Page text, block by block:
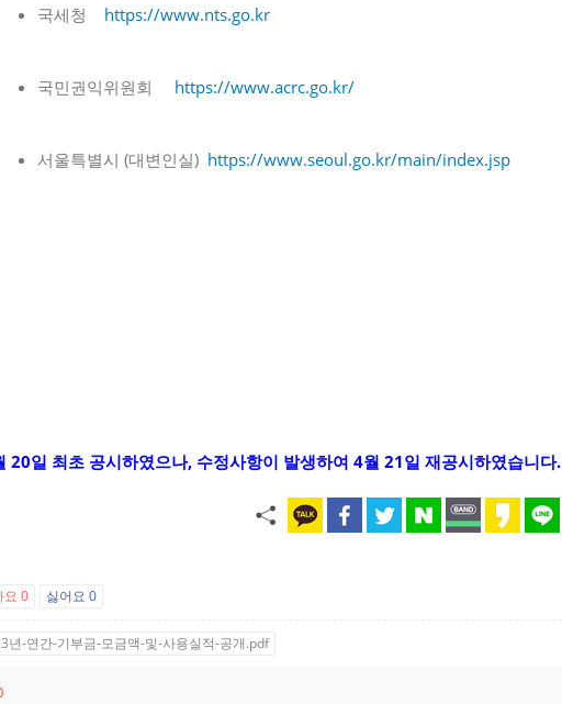
국세청 https://www.nts.go.kr
국민권익위원회 https://www.acrc.go.kr/
서울특별시 (대변인실) https://www.seoul.go.kr/main/index.jsp
20일 최초 공시하였으나, 수정사항이 발생하여 4월 21일 재공시하였습니다.
요 0 싫어요 0
년-연간-기부금-모금액-및-사용실적-공개.pdf